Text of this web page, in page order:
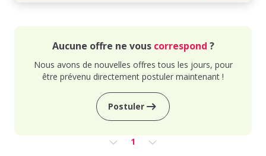
Aucune offre ne vous correspond ?
Nous avons de nouvelles offres tous les jours, pour
être prévenu directement postuler maintenant !
Postuler
1